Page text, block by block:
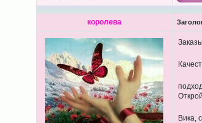
королева
Вика,